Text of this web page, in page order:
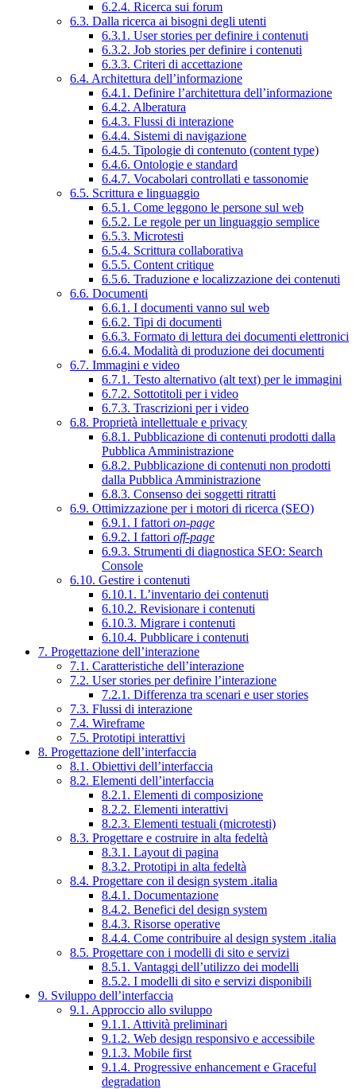
6.2.4. Ricerca sui forum
6.3. Dalla ricerca ai bisogni degli utenti
6.3.1. User stories per definire i contenuti
6.3.2. Job stories per definire i contenuti
6.3.3. Criteri di accettazione
6.4. Architettura dell’informazione
6.4.1. Definire l’architettura dell’informazione
6.4.2. Alberatura
6.4.3. Flussi di interazione
6.4.4. Sistemi di navigazione
6.4.5. Tipologie di contenuto (content type)
6.4.6. Ontologie e standard
6.4.7. Vocabolari controllati e tassonomie
6.5. Scrittura e linguaggio
6.5.1. Come leggono le persone sul web
6.5.2. Le regole per un linguaggio semplice
6.5.3. Microtesti
6.5.4. Scrittura collaborativa
6.5.5. Content critique
6.5.6. Traduzione e localizzazione dei contenuti
6.6. Documenti
6.6.1. I documenti vanno sul web
6.6.2. Tipi di documenti
6.6.3. Formato di lettura dei documenti elettronici
6.6.4. Modalità di produzione dei documenti
6.7. Immagini e video
6.7.1. Testo alternativo (alt text) per le immagini
6.7.2. Sottotitoli per i video
6.7.3. Trascrizioni per i video
6.8. Proprietà intellettuale e privacy
6.8.1. Pubblicazione di contenuti prodotti dalla
Pubblica Amministrazione
6.8.2. Pubblicazione di contenuti non prodotti
dalla Pubblica Amministrazione
6.8.3. Consenso dei soggetti ritratti
6.9. Ottimizzazione per i motori di ricerca (SEO)
6.9.1. I fattori on-page
6.9.2. I fattori off-page
6.9.3. Strumenti di diagnostica SEO: Search
Console
6.10. Gestire i contenuti
6.10.1. L’inventario dei contenuti
6.10.2. Revisionare i contenuti
6.10.3. Migrare i contenuti
6.10.4. Pubblicare i contenuti
7. Progettazione dell’interazione
7.1. Caratteristiche dell’interazione
7.2. User stories per definire l’interazione
7.2.1. Differenza tra scenari e user stories
7.3. Flussi di interazione
7.4. Wireframe
7.5. Prototipi interattivi
8. Progettazione dell’interfaccia
8.1. Obiettivi dell’interfaccia
8.2. Elementi dell’interfaccia
8.2.1. Elementi di composizione
8.2.2. Elementi interattivi
8.2.3. Elementi testuali (microtesti)
8.3. Progettare e costruire in alta fedeltà
8.3.1. Layout di pagina
8.3.2. Prototipi in alta fedeltà
8.4. Progettare con il design system .italia
8.4.1. Documentazione
8.4.2. Benefici del design system
8.4.3. Risorse operative
8.4.4. Come contribuire al design system .italia
8.5. Progettare con i modelli di sito e servizi
8.5.1. Vantaggi dell’utilizzo dei modelli
8.5.2. I modelli di sito e servizi disponibili
9. Sviluppo dell’interfaccia
9.1. Approccio allo sviluppo
9.1.1. Attività preliminari
9.1.2. Web design responsivo e accessibile
9.1.3. Mobile first
9.1.4. Progressive enhancement e Graceful
degradation